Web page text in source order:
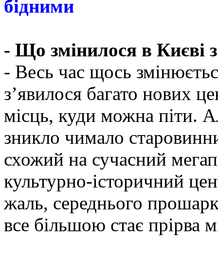
бідними
- Що змінилося в Києві
- Весь час щось
з’явилося багато нових
місць, куди можна піти.
зникло чимало
схожий на сучасний
культурно-історичний
жаль, середнього
все більшою стає прірва